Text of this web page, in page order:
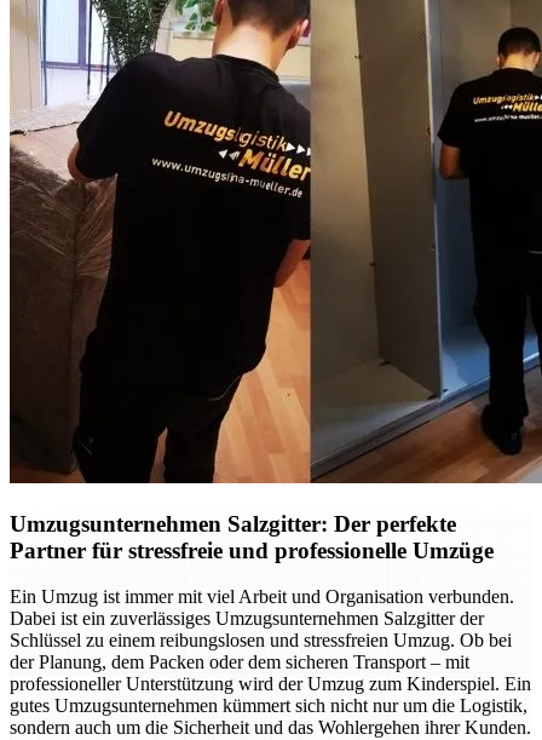
Umzugsunternehmen Salzgitter: Der perfekte
Partner für stressfreie und professionelle Umzüge
Ein Umzug ist immer mit viel Arbeit und Organisation verbunden.
Dabei ist ein zuverlässiges Umzugsunternehmen Salzgitter der
Schlüssel zu einem reibungslosen und stressfreien Umzug. Ob bei
der Planung, dem Packen oder dem sicheren Transport – mit
professioneller Unterstützung wird der Umzug zum Kinderspiel. Ein
gutes Umzugsunternehmen kümmert sich nicht nur um die Logistik,
sondern auch um die Sicherheit und das Wohlergehen ihrer Kunden.